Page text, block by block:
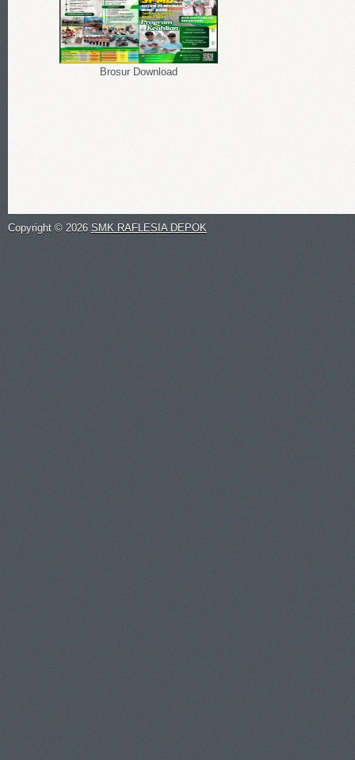
Brosur Download
Copyright © 2026 SMK RAFLESIA DEPOK